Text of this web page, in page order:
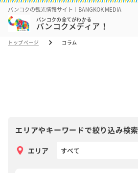
バンコクの観光情報サイト｜BANGKOK MEDIA
バンコクの全てがわかる
バンコクメディア！
トップページ コラム
エリアやキーワードで絞り込み検索
エリア